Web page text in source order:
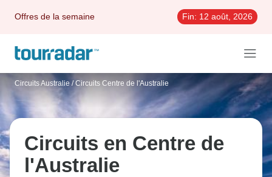
Offres de la semaine Fin: 12 août, 2026
Circuits Australie / Circuits Centre de l'Australie
Circuits en Centre de
l'Australie